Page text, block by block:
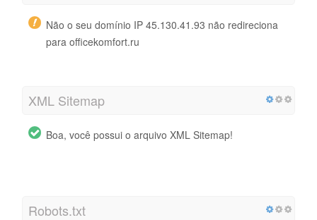
Não o seu domínio IP 45.130.41.93 não redireciona
para officekomfort.ru
XML Sitemap
Boa, você possui o arquivo XML Sitemap!
Robots.txt